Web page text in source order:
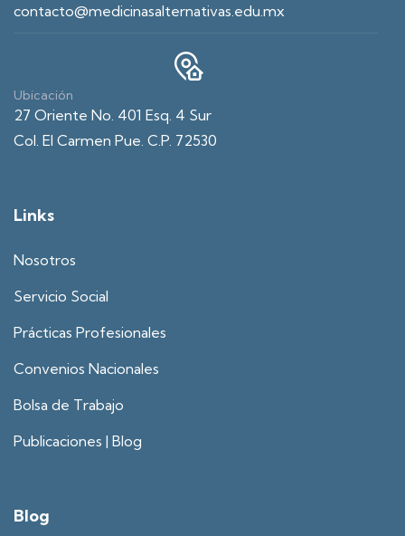
contacto@medicinasalternativas.edu.mx
Ubicación
27 Oriente No. 401 Esq. 4 Sur
Col. El Carmen Pue. C.P. 72530
Links
Nosotros
Servicio Social
Prácticas Profesionales
Convenios Nacionales
Bolsa de Trabajo
Publicaciones | Blog
Blog